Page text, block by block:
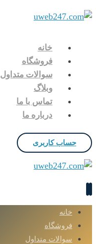
خانه
فروشگاه
سوالات متداول
وبلاگ
تماس با ما
درباره ما
حساب کاربری
خانه
فروشگاه
سوالات متداول